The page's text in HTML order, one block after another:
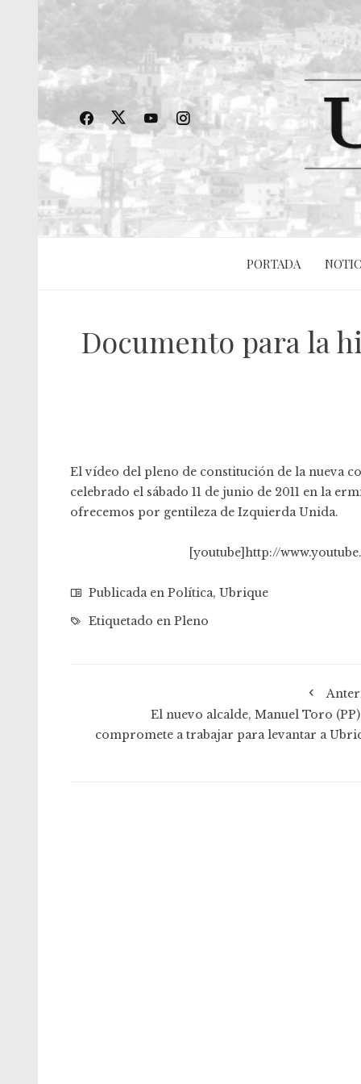
PORTADA
Documento para la
El vídeo del pleno de constitución de la nueva
celebrado el sábado 11 de junio de 2011 en la
ofrecemos por gentileza de Izquierda Unida.
[youtube]http://
Publicada en Política, Ubrique
Etiquetado en Pleno
El nuevo alcalde, Manuel Toro
compromete a trabajar para levantar a